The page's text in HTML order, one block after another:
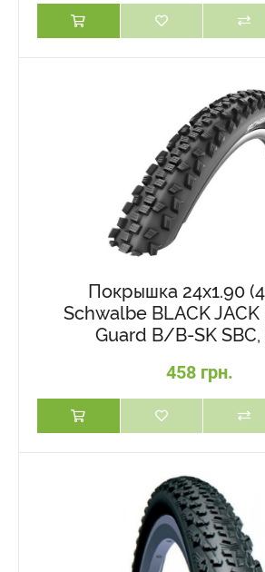
Покрышка 24x1.90
Schwalbe BLACK JACK
Guard B/B-SK SBC,
458 грн.